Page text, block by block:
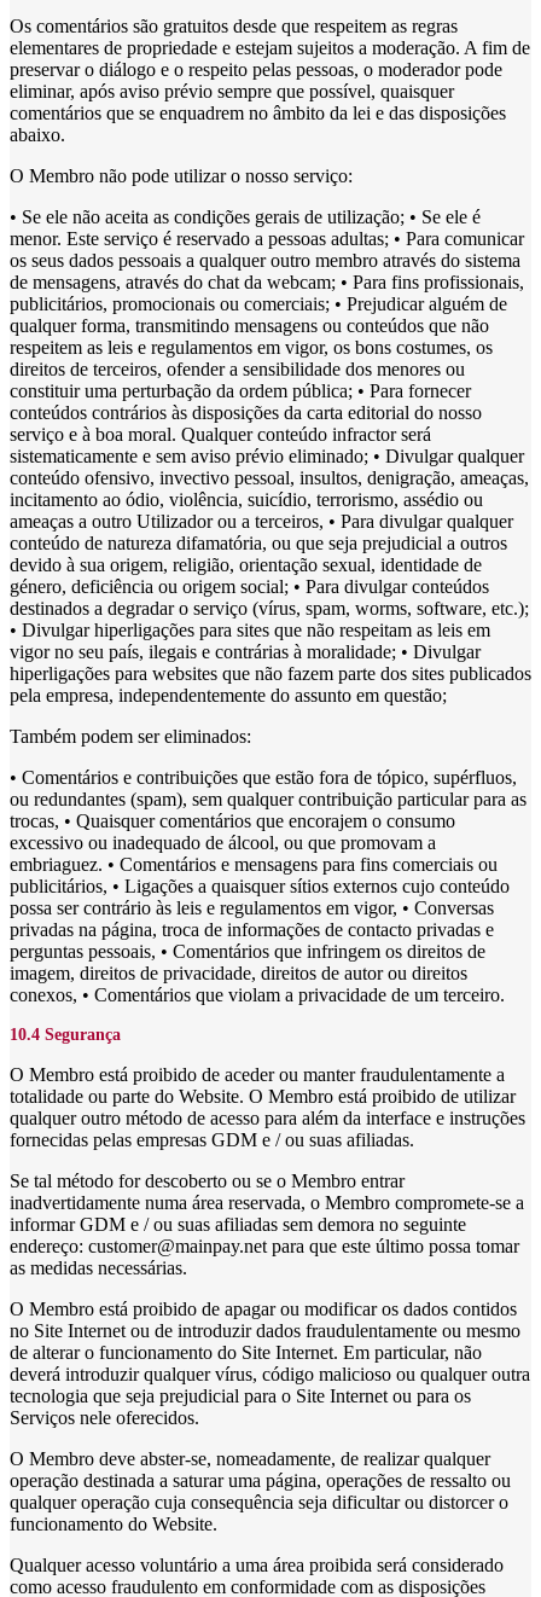
Os comentários são gratuitos desde que respeitem as regras
elementares de propriedade e estejam sujeitos a moderação. A fim de
preservar o diálogo e o respeito pelas pessoas, o moderador pode
eliminar, após aviso prévio sempre que possível, quaisquer
comentários que se enquadrem no âmbito da lei e das disposições
abaixo.
O Membro não pode utilizar o nosso serviço:
• Se ele não aceita as condições gerais de utilização; • Se ele é
menor. Este serviço é reservado a pessoas adultas; • Para comunicar
os seus dados pessoais a qualquer outro membro através do sistema
de mensagens, através do chat da webcam; • Para fins profissionais,
publicitários, promocionais ou comerciais; • Prejudicar alguém de
qualquer forma, transmitindo mensagens ou conteúdos que não
respeitem as leis e regulamentos em vigor, os bons costumes, os
direitos de terceiros, ofender a sensibilidade dos menores ou
constituir uma perturbação da ordem pública; • Para fornecer
conteúdos contrários às disposições da carta editorial do nosso
serviço e à boa moral. Qualquer conteúdo infractor será
sistematicamente e sem aviso prévio eliminado; • Divulgar qualquer
conteúdo ofensivo, invectivo pessoal, insultos, denigração, ameaças,
incitamento ao ódio, violência, suicídio, terrorismo, assédio ou
ameaças a outro Utilizador ou a terceiros, • Para divulgar qualquer
conteúdo de natureza difamatória, ou que seja prejudicial a outros
devido à sua origem, religião, orientação sexual, identidade de
género, deficiência ou origem social; • Para divulgar conteúdos
destinados a degradar o serviço (vírus, spam, worms, software, etc.);
• Divulgar hiperligações para sites que não respeitam as leis em
vigor no seu país, ilegais e contrárias à moralidade; • Divulgar
hiperligações para websites que não fazem parte dos sites publicados
pela empresa, independentemente do assunto em questão;
Também podem ser eliminados:
• Comentários e contribuições que estão fora de tópico, supérfluos,
ou redundantes (spam), sem qualquer contribuição particular para as
trocas, • Quaisquer comentários que encorajem o consumo
excessivo ou inadequado de álcool, ou que promovam a
embriaguez. • Comentários e mensagens para fins comerciais ou
publicitários, • Ligações a quaisquer sítios externos cujo conteúdo
possa ser contrário às leis e regulamentos em vigor, • Conversas
privadas na página, troca de informações de contacto privadas e
perguntas pessoais, • Comentários que infringem os direitos de
imagem, direitos de privacidade, direitos de autor ou direitos
conexos, • Comentários que violam a privacidade de um terceiro.
10.4 Segurança
O Membro está proibido de aceder ou manter fraudulentamente a
totalidade ou parte do Website. O Membro está proibido de utilizar
qualquer outro método de acesso para além da interface e instruções
fornecidas pelas empresas GDM e / ou suas afiliadas.
Se tal método for descoberto ou se o Membro entrar
inadvertidamente numa área reservada, o Membro compromete-se a
informar GDM e / ou suas afiliadas sem demora no seguinte
endereço: customer@mainpay.net para que este último possa tomar
as medidas necessárias.
O Membro está proibido de apagar ou modificar os dados contidos
no Site Internet ou de introduzir dados fraudulentamente ou mesmo
de alterar o funcionamento do Site Internet. Em particular, não
deverá introduzir qualquer vírus, código malicioso ou qualquer outra
tecnologia que seja prejudicial para o Site Internet ou para os
Serviços nele oferecidos.
O Membro deve abster-se, nomeadamente, de realizar qualquer
operação destinada a saturar uma página, operações de ressalto ou
qualquer operação cuja consequência seja dificultar ou distorcer o
funcionamento do Website.
Qualquer acesso voluntário a uma área proibida será considerado
como acesso fraudulento em conformidade com as disposições